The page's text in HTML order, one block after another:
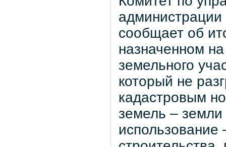
администрации
сообщает об
назначенном
земельного
который не
кадастровым
земель –
использование